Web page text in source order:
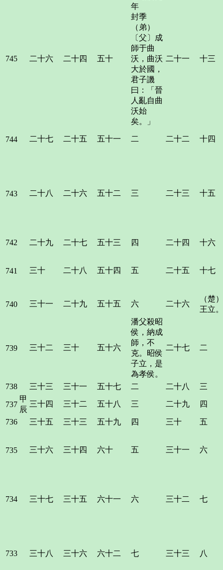
745 二十六 二十四 五十
年
封季
（弟）
〔父〕成
師于曲
沃，曲沃
大於國，
君子譏
曰：「晉
人亂自曲
沃始
矣。」
二十一 十三
744 二十七 二十五 五十一 二 二十二 十四
743 二十八 二十六 五十二 三 二十三 十五
742 二十九 二十七 五十三 四 二十四 十六
741 三十 二十八 五十四 五 二十五 十七
740 三十一 二十九 五十五 六 二十六
（楚
王立。
739 三十二 三十 五十六
潘父殺昭
侯，納成
師，不
克。昭侯
子立，是
為孝侯。
二十七 二
738 三十三 三十一 五十七 二 二十八 三
737
甲
辰
三十四 三十二 五十八 三 二十九 四
736 三十五 三十三 五十九 四 三十 五
735 三十六 三十四 六十 五 三十一 六
734 三十七 三十五 六十一 六 三十二 七
733 三十八 三十六 六十二 七 三十三 八